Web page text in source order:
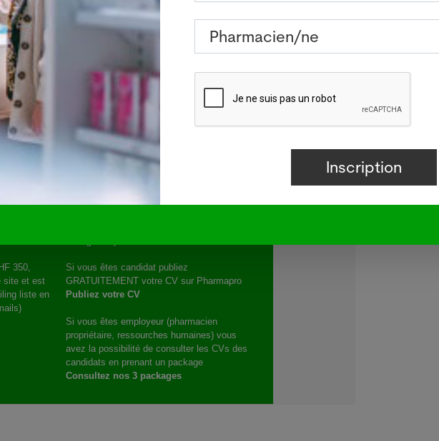
rêve
d'Europe
des
350,
site et est
liste en
Si vous êtes candidat publiez
GRATUITEMENT votre CV sur Pharmapro
Publiez votre CV
Si vous êtes employeur (pharmacien
propriétaire, ressourches humaines) vous
avez la possibilité de consulter les CVs des
candidats en prenant un package
Consultez nos 3 packages